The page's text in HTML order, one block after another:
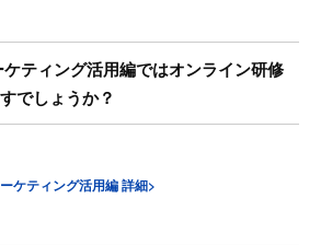
ティング活用編ではオンライン研修
でしょうか？
ケティング活用編 詳細>